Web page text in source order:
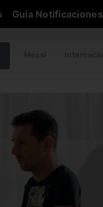
Guia Notificaciones